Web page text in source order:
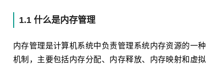
1.1 什么是内存管理
内存管理是计算机系统中负责管理系统内存资源的一种
机制，主要包括内存分配、内存释放、内存映射和虚拟